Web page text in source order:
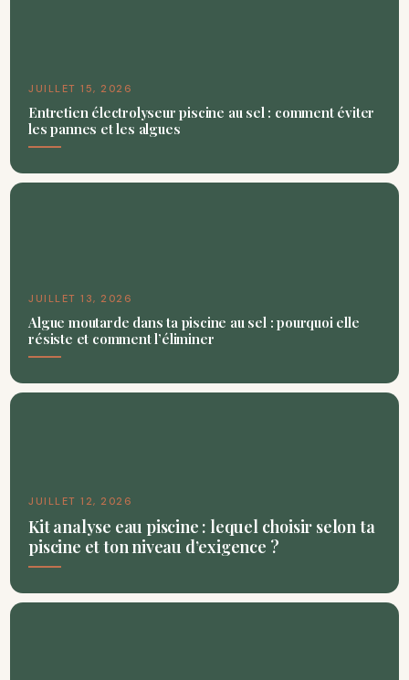
JUILLET 15, 2026
Entretien électrolyseur piscine au sel : comment éviter
les pannes et les algues
JUILLET 13, 2026
Algue moutarde dans ta piscine au sel : pourquoi elle
résiste et comment l’éliminer
JUILLET 12, 2026
Kit analyse eau piscine : lequel choisir selon ta
piscine et ton niveau d’exigence ?